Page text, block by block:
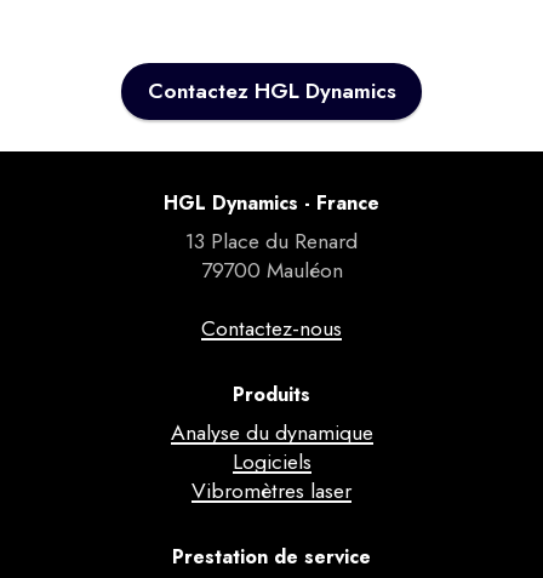
Contactez HGL Dynamics
HGL Dynamics - France
13 Place du Renard
79700 Mauléon
Contactez-nous
Produits
Analyse du dynamique
Logiciels
Vibromètres laser
Prestation de service